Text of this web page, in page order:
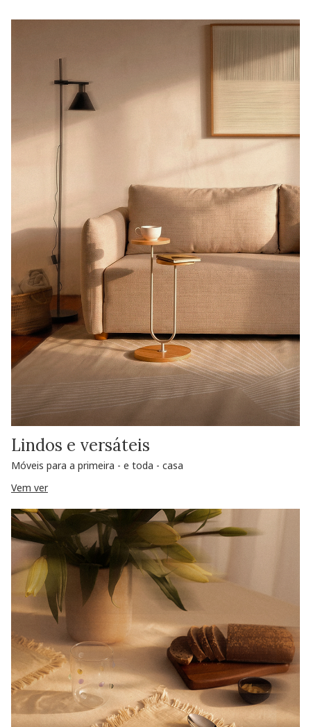
Lindos e versáteis
Móveis para a primeira - e toda - casa
Vem ver